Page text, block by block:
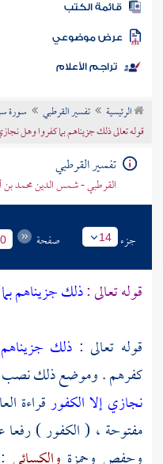
المكتبة
الكتب
موضوعي
تراجم الأعلام
الرئيسية تفسير القرطبي
سورة
قوله تعالى ذلك جزيناهم بما كفروا وهل
تفسير القرطبي
القرطبي - شمس الدين محمد بن
جزء 14 صفحة
قوله تعالى :ذلك جزيناهم
قوله تعالى : ذلك
كفرهم . وموضع ذلك نصب
نجازي إلا الكفورقراءة
مفتوحة ، ( الكفور ) رفعا